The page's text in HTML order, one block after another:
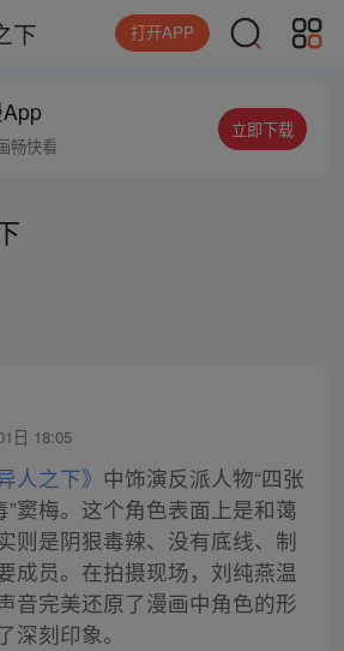
下 打开APP
畅快看
立即下载
日 18:05
人之下》 中饰演反派人物“四张
”窦梅。这个角色表面上是和蔼
则是阴狠毒辣、没有底线、制
成员。在拍摄现场，刘纯燕温
音完美还原了漫画中角色的形
深刻印象。